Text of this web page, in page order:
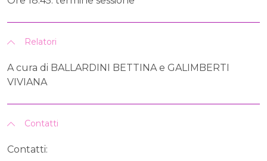
Relatori
A cura di BALLARDINI BETTINA e GALIMBERTI
VIVIANA
Contatti
Contatti: